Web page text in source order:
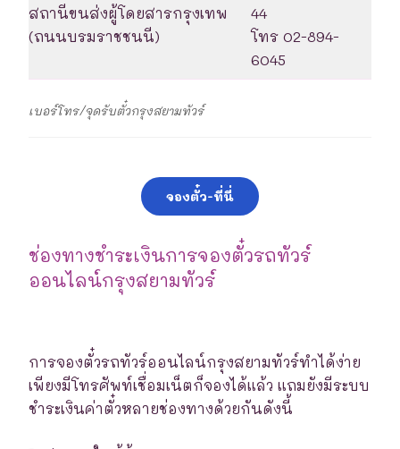
สถานีขนส่งผู้โดยสารกรุงเทพ
(ถนนบรมราชชนนี)
44
โทร 02-894-
6045
เบอร์โทร/จุดรับตั๋วกรุงสยามทัวร์
จองตั๋ว-ที่นี่
ช่องทางชำระเงินการจองตั๋วรถทัวร์
ออนไลน์กรุงสยามทัวร์
การจองตั๋วรถทัวร์ออนไลน์กรุงสยามทัวร์ทำได้ง่าย
เพียงมีโทรศัพท์เชื่อมเน็ตก็จองได้แล้ว แถมยังมีระบบ
ชำระเงินค่าตั๋วหลายช่องทางด้วยกันดังนี้